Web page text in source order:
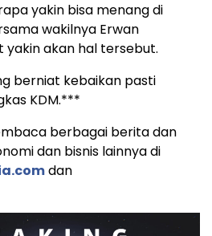
yakin bisa menang di
wakilnya Erwan
yakin akan hal tersebut.
berniat kebaikan pasti
KDM.***
berbagai berita dan
dan bisnis lainnya di
dan